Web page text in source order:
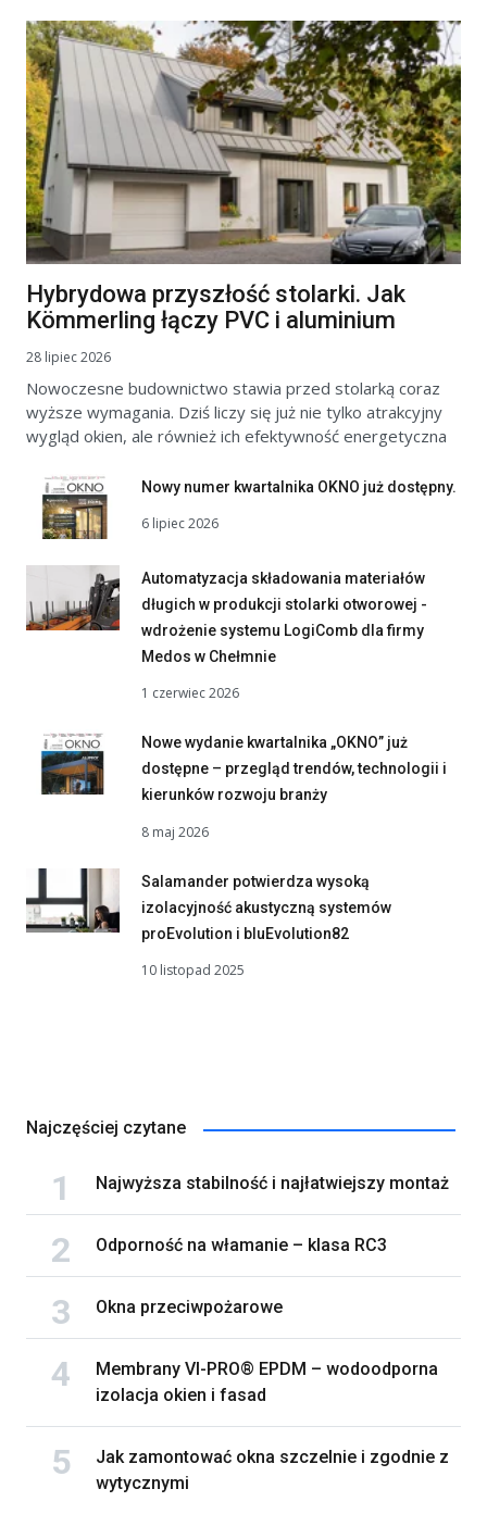
Hybrydowa przyszłość stolarki. Jak
Kömmerling łączy PVC i aluminium
28 lipiec 2026
Nowoczesne budownictwo stawia przed stolarką coraz
wyższe wymagania. Dziś liczy się już nie tylko atrakcyjny
wygląd okien, ale również ich efektywność energetyczna
Nowy numer kwartalnika OKNO już dostępny.
6 lipiec 2026
Automatyzacja składowania materiałów
długich w produkcji stolarki otworowej -
wdrożenie systemu LogiComb dla firmy
Medos w Chełmnie
1 czerwiec 2026
Nowe wydanie kwartalnika „OKNO” już
dostępne – przegląd trendów, technologii i
kierunków rozwoju branży
8 maj 2026
Salamander potwierdza wysoką
izolacyjność akustyczną systemów
proEvolution i bluEvolution82
10 listopad 2025
Najczęściej czytane
Najwyższa stabilność i najłatwiejszy montaż
Odporność na włamanie – klasa RC3
Okna przeciwpożarowe
Membrany VI-PRO® EPDM – wodoodporna
izolacja okien i fasad
Jak zamontować okna szczelnie i zgodnie z
wytycznymi